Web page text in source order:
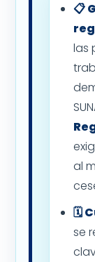
📋
las
al
🗓️
se